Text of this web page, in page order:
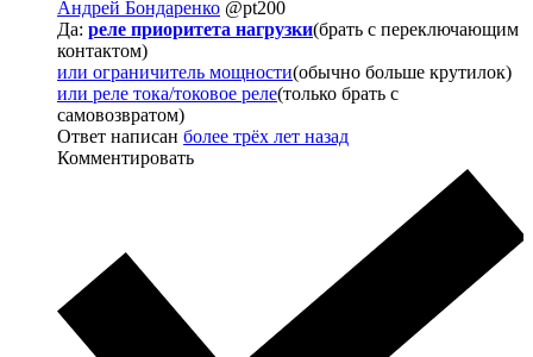
Андрей Бондаренко @pt200
Да: реле приоритета нагрузки(брать с переключающим
контактом)
или ограничитель мощности(обычно больше крутилок)
или реле тока/токовое реле(только брать с
самовозвратом)
Ответ написан более трёх лет назад
Комментировать